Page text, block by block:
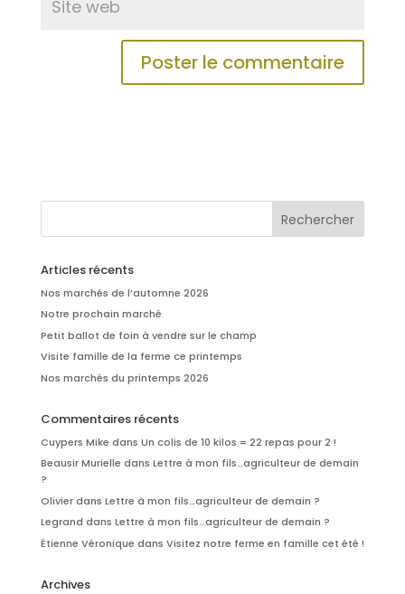
Articles récents
Nos marchés de l’automne 2026
Notre prochain marché
Petit ballot de foin à vendre sur le champ
Visite famille de la ferme ce printemps
Nos marchés du printemps 2026
Commentaires récents
Cuypers Mike dans Un colis de 10 kilos = 22 repas pour 2 !
Beausir Murielle dans Lettre à mon fils…agriculteur de demain
?
Olivierdans Lettre à mon fils…agriculteur de demain ?
Legrand dans Lettre à mon fils…agriculteur de demain ?
Étienne Véronique dans Visitez notre ferme en famille cet été !
Archives